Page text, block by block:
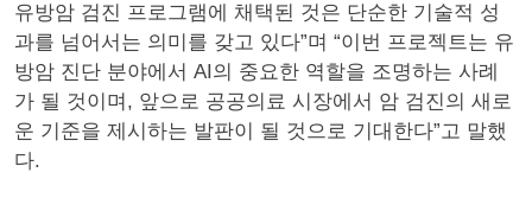
유방암 검진 프로그램에 채택된 것은 단순한 기술적 성
과를 넘어서는 의미를 갖고 있다”며 “이번 프로젝트는 유
방암 진단 분야에서 AI의 중요한 역할을 조명하는 사례
가 될 것이며, 앞으로 공공의료 시장에서 암 검진의 새로
운 기준을 제시하는 발판이 될 것으로 기대한다”고 말했
다.